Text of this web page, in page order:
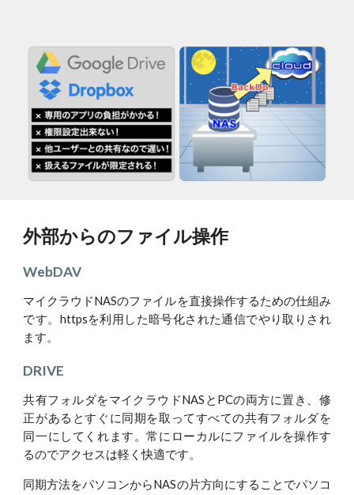
外部からのファイル操作
WebDAV
マイクラウドNASのファイルを直接操作するための仕組み
です。httpsを利用した暗号化された通信でやり取りされ
ます。
DRIVE
共有フォルダをマイクラウドNASとPCの両方に置き、修
正があるとすぐに同期を取ってすべての共有フォルダを
同一にしてくれます。常にローカルにファイルを操作す
るのでアクセスは軽く快適です。
同期方法をパソコンからNASの片方向にすることでパソコ